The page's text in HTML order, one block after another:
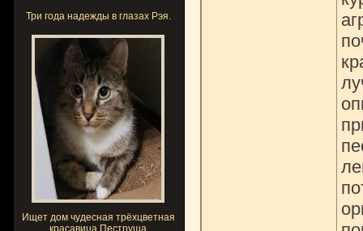
Три года надежды в глазах Рэя.
Ищет дом чудесная трёхцветная
красавица Пеструша